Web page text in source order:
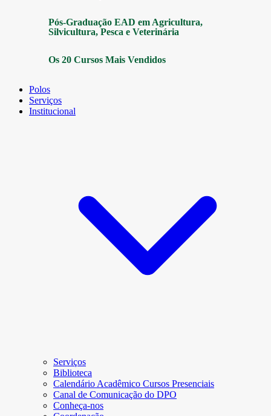
Pós-Graduação EAD em Agricultura,
Silvicultura, Pesca e Veterinária
Os 20 Cursos Mais Vendidos
Polos
Serviços
Institucional
Serviços
Biblioteca
Calendário Acadêmico Cursos Presenciais
Canal de Comunicação do DPO
Conheça-nos